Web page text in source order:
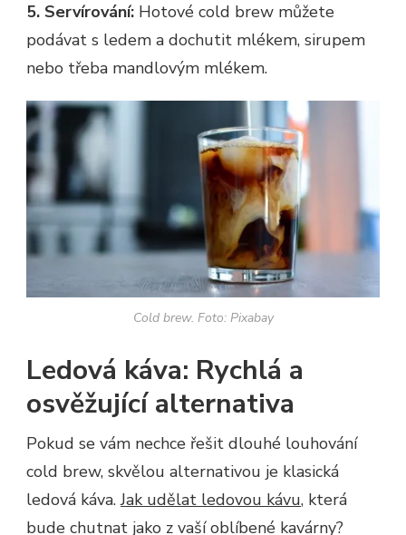
5. Servírování: Hotové cold brew můžete
podávat s ledem a dochutit mlékem, sirupem
nebo třeba mandlovým mlékem.
Cold brew. Foto: Pixabay
Ledová káva: Rychlá a
osvěžující alternativa
Pokud se vám nechce řešit dlouhé louhování
cold brew, skvělou alternativou je klasická
ledová káva.Jak udělat ledovou kávu, která
bude chutnat jako z vaší oblíbené kavárny?